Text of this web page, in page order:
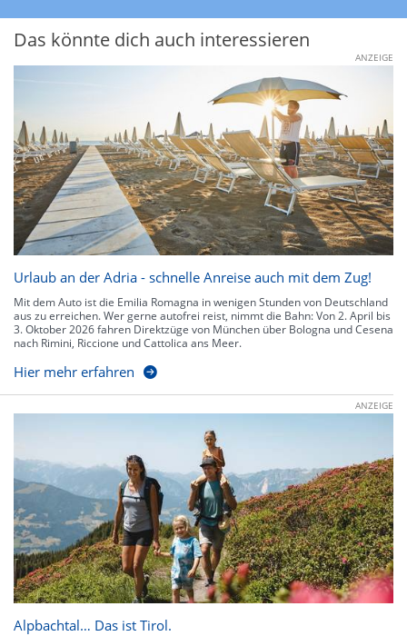
Das könnte dich auch interessieren
ANZEIGE
Urlaub an der Adria - schnelle Anreise auch mit dem Zug!
Mit dem Auto ist die Emilia Romagna in wenigen Stunden von Deutschland
aus zu erreichen. Wer gerne autofrei reist, nimmt die Bahn: Von 2. April bis
3. Oktober 2026 fahren Direktzüge von München über Bologna und Cesena
nach Rimini, Riccione und Cattolica ans Meer.
Hier mehr erfahren
ANZEIGE
Alpbachtal… Das ist Tirol.